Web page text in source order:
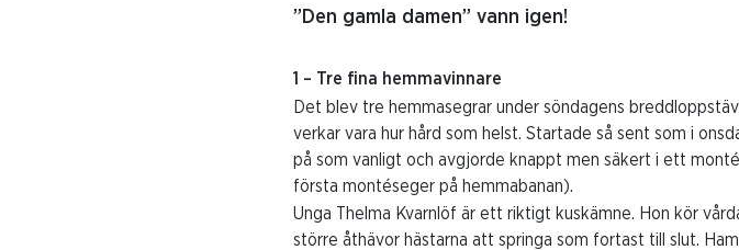
”Den gamla damen” vann igen!
1 – Tre fina hemmavinnare
Det blev tre hemmasegrar under söndagens
verkar vara hur hård som helst. Startade så sent som i
på som vanligt och avgjorde knappt men säkert i ett
första montéseger på hemmabanan).
Unga Thelma Kvarnlöf är ett riktigt kuskämne. Hon kör
större åthävor hästarna att springa som fortast till slut.